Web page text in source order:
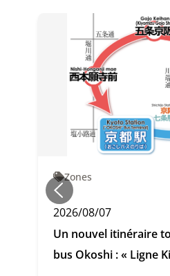
Zones
2026/08/07
Un nouvel itinéraire
bus Okoshi : « Ligne